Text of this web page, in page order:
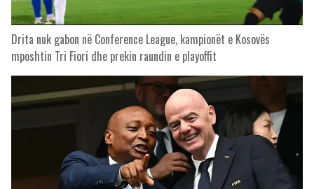
Drita nuk gabon në Conference League, kampionët e Kosovës
mposhtin Tri Fiori dhe prekin raundin e playoffit